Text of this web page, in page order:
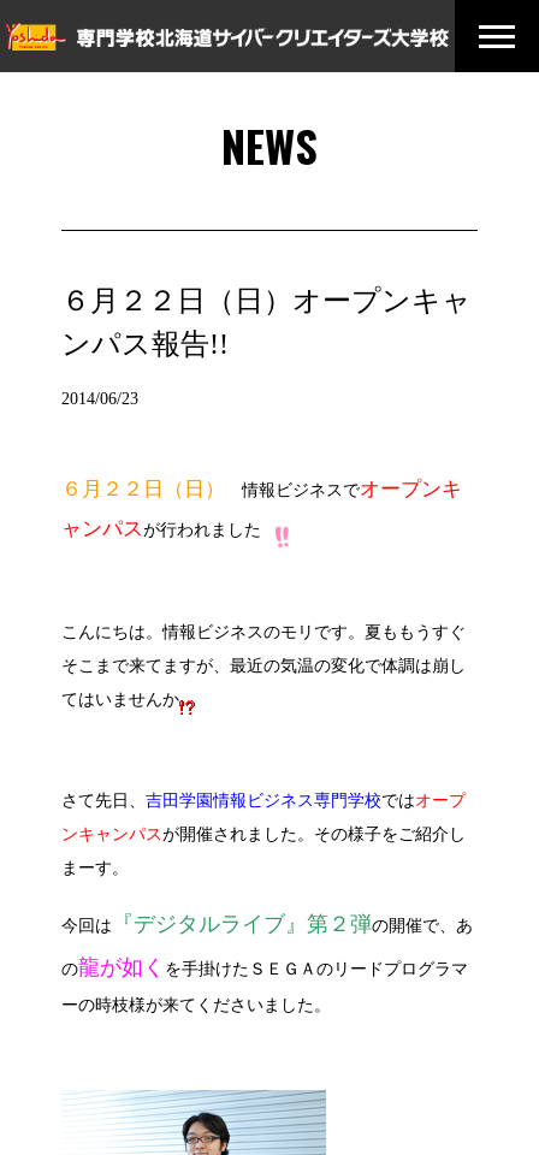
NEWS
６月２２日（日）オープンキャ
ンパス報告!!
2014/06/23
６月２２日（日） 情報ビジネスでオープンキ
ャンパスが行われました
こんにちは。情報ビジネスのモリです。夏ももうすぐ
そこまで来てますが、最近の気温の変化で体調は崩し
てはいませんか
さて先日、 吉田学園情報ビジネス専門学校ではオープ
ンキャンパスが開催されました。その様子をご紹介し
まーす。
今回は 『デジタルライブ』第２弾の開催で、あ
の龍が如く を手掛けた ＳＥＧＡのリードプログラマ
ーの時枝様が来てくださいました。